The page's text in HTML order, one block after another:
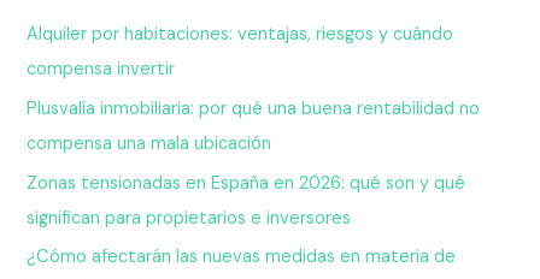
Alquiler por habitaciones: ventajas, riesgos y cuándo
compensa invertir
Plusvalía inmobiliaria: por qué una buena rentabilidad no
compensa una mala ubicación
Zonas tensionadas en España en 2026: qué son y qué
significan para propietarios e inversores
¿Cómo afectarán las nuevas medidas en materia de